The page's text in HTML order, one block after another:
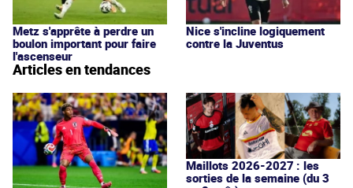
Metz s'apprête à perdre un
boulon important pour faire
l'ascenseur
Nice s'incline logiquement
contre la Juventus
Articles en tendances
Maillots 2026-2027 : les
sorties de la semaine (du 3